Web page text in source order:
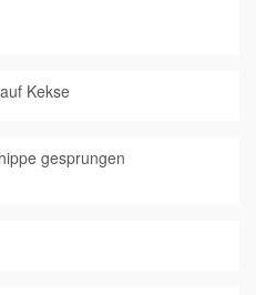
Kekse
gesprungen